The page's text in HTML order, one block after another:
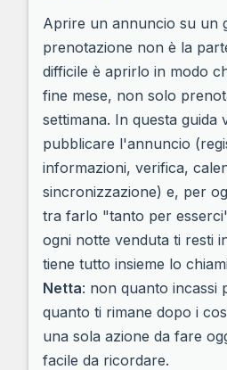
Aprire un annuncio su un
prenotazione non è la
difficile è aprirlo in modo
fine mese, non solo
settimana. In questa guida
pubblicare l'annuncio
informazioni, verifica,
sincronizzazione) e, per
tra farlo "tanto per
ogni notte venduta ti resti
tiene tutto insieme lo
Netta: non quanto incassi
quanto ti rimane dopo i
una sola azione da fare
facile da ricordare.